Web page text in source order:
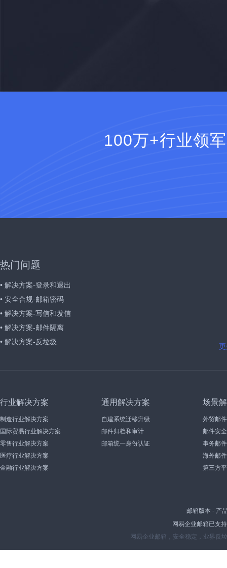
100万+行业领
热门问题
• 解决方案-登录和退出
• 安全合规-邮箱密码
• 解决方案-写信和发信
• 解决方案-邮件隔离
• 解决方案-反垃圾
行业解决方案
制造行业解决方案
国际贸易行业解决方案
零售行业解决方案
医疗行业解决方案
金融行业解决方案
通用解决方案
自建系统迁移升级
邮件归档和审计
邮箱统一身份认证
场景
外贸邮
邮件安
事务邮
海外邮
第三方
邮箱版本 - 产
网易企业邮箱已支
网易企业邮箱，安全稳定，业界反